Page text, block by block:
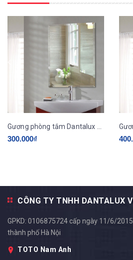
300.000₫
CÔNG TY TNHH DANTALUX
GPKD: 0106875724 cấp ngày 11/6/
thành phố Hà Nội
TOTO Nam Anh